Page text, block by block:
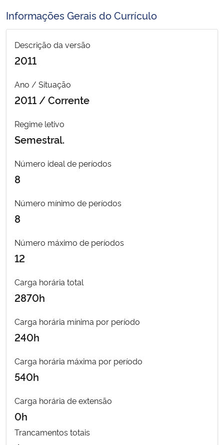
Ministério de Minas e Energia
Ministério da Ciência, Tecnologia, Inovações e Comunicações
Ministério do Turismo
Ministério do Desenvolvimento Regional
Ministério da Mulher, da Família e dos Direitos Humanos
Secretaria-Geral
Gabinete de Segurança Institucional
Advocacia-Geral da União
Planalto
Informações Gerais do Currículo
Descrição da versão
2011
Ano / Situação
2011 / Corrente
Regime letivo
Semestral.
Número ideal de períodos
8
Número mínimo de períodos
8
Número máximo de períodos
12
Carga horária total
2870h
Carga horária mínima por período
240h
Carga horária máxima por período
540h
Carga horária de extensão
0h
Trancamentos totais